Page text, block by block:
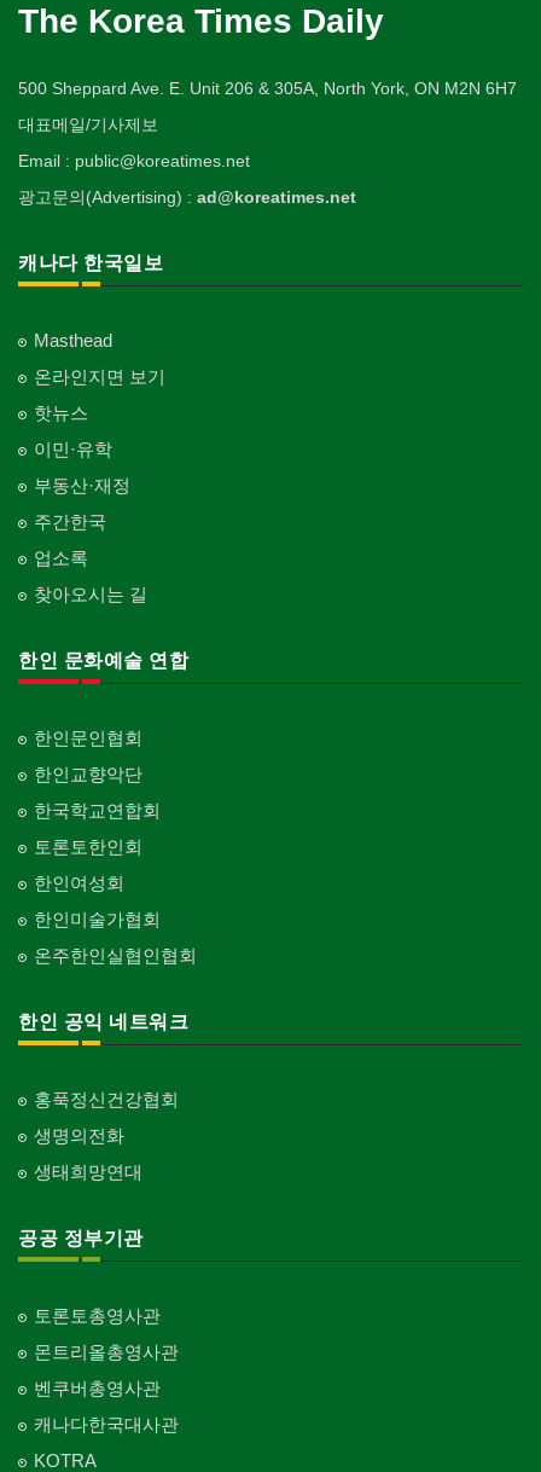
The Korea Times Daily
500 Sheppard Ave. E. Unit 206 & 305A, North York, ON M2N 6H7
대표메일/기사제보
Email : public@koreatimes.net
광고문의(Advertising) : ad@koreatimes.net
캐나다 한국일보
Masthead
온라인지면 보기
핫뉴스
이민·유학
부동산·재정
주간한국
업소록
찾아오시는 길
한인 문화예술 연합
한인문인협회
한인교향악단
한국학교연합회
토론토한인회
한인여성회
한인미술가협회
온주한인실협인협회
한인 공익 네트워크
홍푹정신건강협회
생명의전화
생태희망연대
공공 정부기관
토론토총영사관
몬트리올총영사관
벤쿠버총영사관
캐나다한국대사관
KOTRA